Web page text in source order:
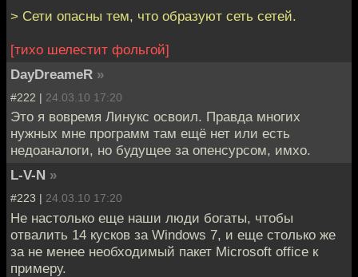
> Сети опасны тем, что образуют сеть сетей.
[тихо шелестит фольгой]
DayDreameR »
#222 | 24.03.10 17:20
Это я вовремя Линукс освоил. Правда многих
нужных мне программ там ещё нет или есть
недоаналоги, но будущее за опенсурсом, имхо.
L-V-N »
#223 | 24.03.10 17:20
Не настолько еще наши люди богаты, чтобы
отвалить 14 кусков за Windows 7, и еще столько же
за не менее необходимый пакет Microsoft office к
примеру.